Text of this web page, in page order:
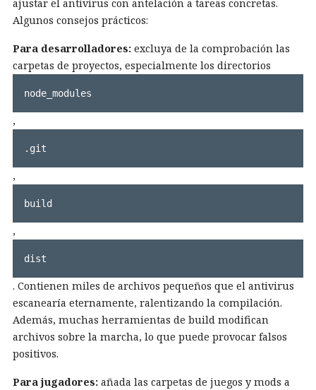
ajustar el antivirus con antelación a tareas concretas.
Algunos consejos prácticos:
Para desarrolladores: excluya de la comprobación las
carpetas de proyectos, especialmente los directorios
node_modules
,
.git
,
build
,
dist
. Contienen miles de archivos pequeños que el antivirus
escanearía eternamente, ralentizando la compilación.
Además, muchas herramientas de build modifican
archivos sobre la marcha, lo que puede provocar falsos
positivos.
Para jugadores: añada las carpetas de juegos y mods a